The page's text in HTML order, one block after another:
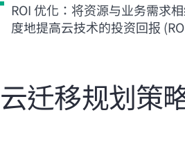
ROI 优化：将资源与业务需求
度地提高云技术的投资回报
云迁移规划策